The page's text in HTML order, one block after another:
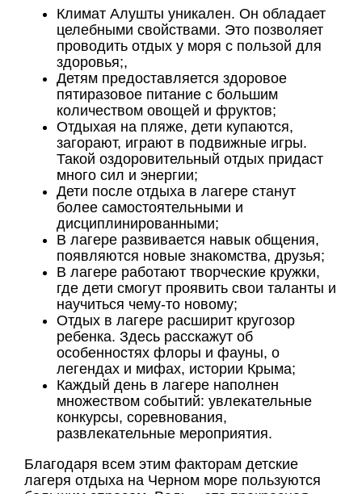
Климат Алушты уникален. Он обладает
целебными свойствами. Это позволяет
проводить отдых у моря с пользой для
здоровья;,
Детям предоставляется здоровое
пятиразовое питание с большим
количеством овощей и фруктов;
Отдыхая на пляже, дети купаются,
загорают, играют в подвижные игры.
Такой оздоровительный отдых придаст
много сил и энергии;
Дети после отдыха в лагере станут
более самостоятельными и
дисциплинированными;
В лагере развивается навык общения,
появляются новые знакомства, друзья;
В лагере работают творческие кружки,
где дети смогут проявить свои таланты и
научиться чему-то новому;
Отдых в лагере расширит кругозор
ребенка. Здесь расскажут об
особенностях флоры и фауны, о
легендах и мифах, истории Крыма;
Каждый день в лагере наполнен
множеством событий: увлекательные
конкурсы, соревнования,
развлекательные мероприятия.
Благодаря всем этим факторам детские
лагеря отдыха на Черном море пользуются